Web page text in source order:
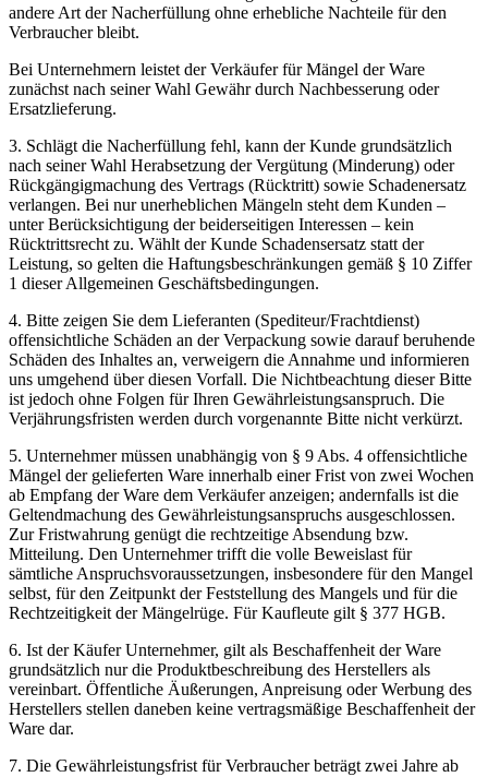
andere Art der Nacherfüllung ohne erhebliche Nachteile für den
Verbraucher bleibt.
Bei Unternehmern leistet der Verkäufer für Mängel der Ware
zunächst nach seiner Wahl Gewähr durch Nachbesserung oder
Ersatzlieferung.
3. Schlägt die Nacherfüllung fehl, kann der Kunde grundsätzlich
nach seiner Wahl Herabsetzung der Vergütung (Minderung) oder
Rückgängigmachung des Vertrags (Rücktritt) sowie Schadenersatz
verlangen. Bei nur unerheblichen Mängeln steht dem Kunden –
unter Berücksichtigung der beiderseitigen Interessen – kein
Rücktrittsrecht zu. Wählt der Kunde Schadensersatz statt der
Leistung, so gelten die Haftungsbeschränkungen gemäß § 10 Ziffer
1 dieser Allgemeinen Geschäftsbedingungen.
4. Bitte zeigen Sie dem Lieferanten (Spediteur/Frachtdienst)
offensichtliche Schäden an der Verpackung sowie darauf beruhende
Schäden des Inhaltes an, verweigern die Annahme und informieren
uns umgehend über diesen Vorfall. Die Nichtbeachtung dieser Bitte
ist jedoch ohne Folgen für Ihren Gewährleistungsanspruch. Die
Verjährungsfristen werden durch vorgenannte Bitte nicht verkürzt.
5. Unternehmer müssen unabhängig von § 9 Abs. 4 offensichtliche
Mängel der gelieferten Ware innerhalb einer Frist von zwei Wochen
ab Empfang der Ware dem Verkäufer anzeigen; andernfalls ist die
Geltendmachung des Gewährleistungsanspruchs ausgeschlossen.
Zur Fristwahrung genügt die rechtzeitige Absendung bzw.
Mitteilung. Den Unternehmer trifft die volle Beweislast für
sämtliche Anspruchsvoraussetzungen, insbesondere für den Mangel
selbst, für den Zeitpunkt der Feststellung des Mangels und für die
Rechtzeitigkeit der Mängelrüge. Für Kaufleute gilt § 377 HGB.
6. Ist der Käufer Unternehmer, gilt als Beschaffenheit der Ware
grundsätzlich nur die Produktbeschreibung des Herstellers als
vereinbart. Öffentliche Äußerungen, Anpreisung oder Werbung des
Herstellers stellen daneben keine vertragsmäßige Beschaffenheit der
Ware dar.
7. Die Gewährleistungsfrist für Verbraucher beträgt zwei Jahre ab